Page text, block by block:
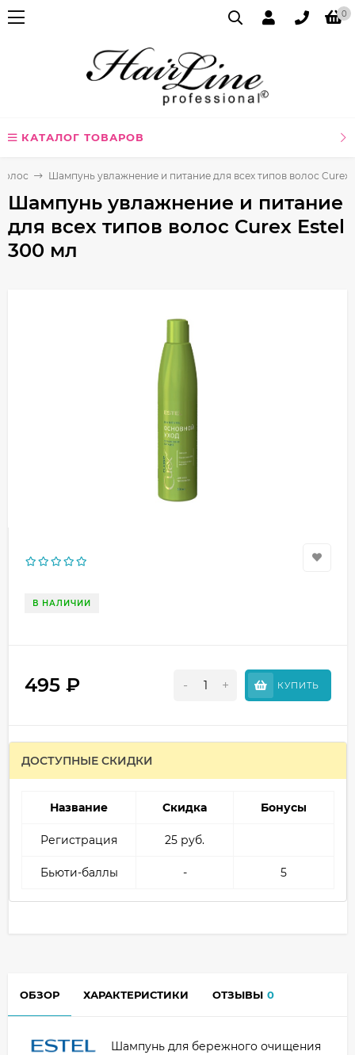
0
КАТАЛОГ ТОВАРОВ
Шампунь увлажнение и питание для всех типов волос Curex
Шампунь увлажнение и питание
для всех типов волос Curex Estel
300 мл
В НАЛИЧИИ
495 ₽ - + КУПИТЬ
ДОСТУПНЫЕ СКИДКИ
Название Скидка Бонусы
Регистрация 25 руб.
Бьюти-баллы - 5
ОБЗОР ХАРАКТЕРИСТИКИ ОТЗЫВЫ 0
Шампунь для бережного очищения